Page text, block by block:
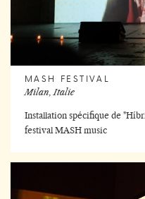
MASH FESTIVAL
Milan, Italie
Installation spécifique de
festival MASH music